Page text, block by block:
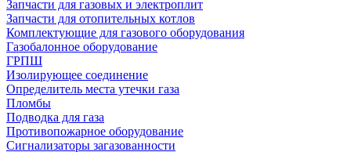
Запчасти для газовых и электроплит
Запчасти для отопительных котлов
Комплектующие для газового оборудования
Газобалонное оборудование
ГРПШ
Изолирующее соединение
Определитель места утечки газа
Пломбы
Подводка для газа
Противопожарное оборудование
Сигнализаторы загазованности